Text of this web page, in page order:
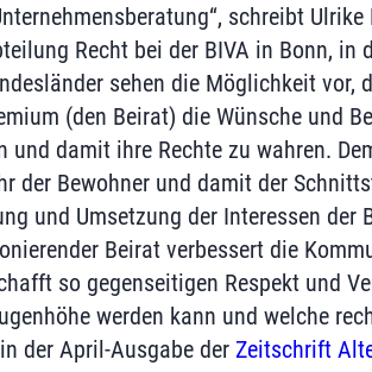
schreibt Ulrike
Recht bei der BIVA in Bonn, in
sehen die Möglichkeit vor,
(den Beirat) die Wünsche und
und damit ihre Rechte zu wahren.
der Bewohner und damit der
und Umsetzung der Interessen der
Beirat verbessert die
so gegenseitigen Respekt und
werden kann und welche
der April-Ausgabe der Zeitschrift